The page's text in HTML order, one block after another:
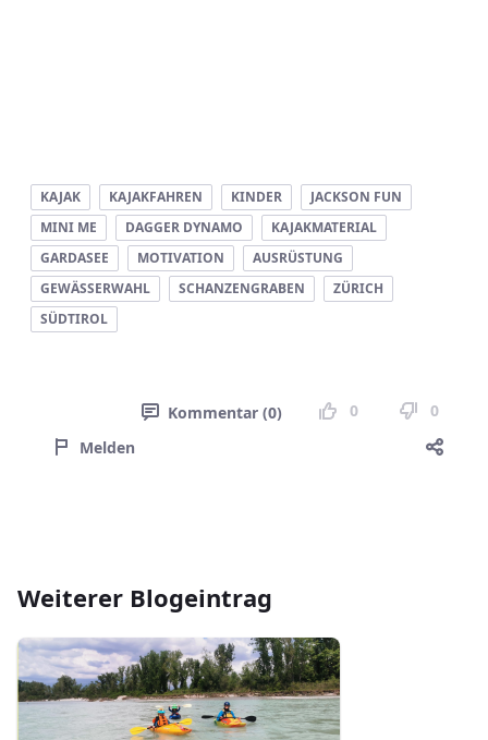
KAJAK KAJAKFAHREN KINDER
JACKSON FUN
MINI ME
DAGGER DYNAMO
KAJAKMATERIAL
GARDASEE
MOTIVATION
AUSRÜSTUNG
GEWÄSSERWAHL
SCHANZENGRABEN
ZÜRICH
SÜDTIROL
Kommentar (0) 0
0
Melden
Weiterer Blogeintrag